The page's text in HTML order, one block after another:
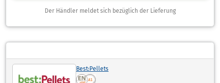
Der Händler meldet sich bezüglich der Lieferung
Best:Pellets